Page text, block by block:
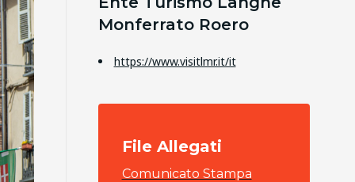
Monferrato Roero
https://www.visitlmr.it/it
File Allegati
Comunicato Stampa